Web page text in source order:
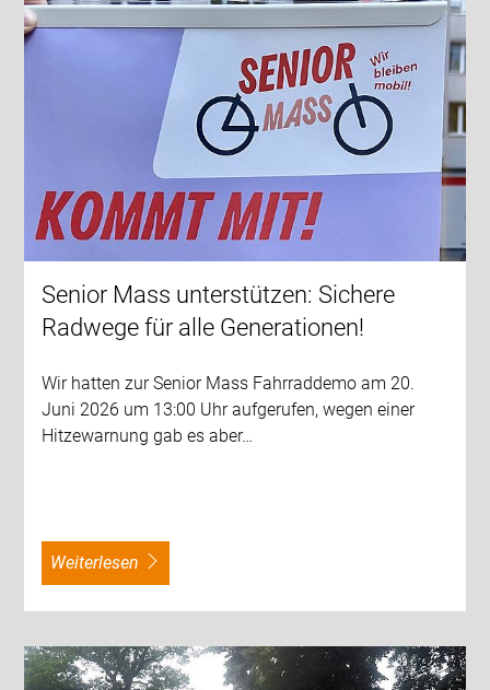
Senior Mass unterstützen: Sichere
Radwege für alle Generationen!
Wir hatten zur Senior Mass Fahrraddemo am 20.
Juni 2026 um 13:00 Uhr aufgerufen, wegen einer
Hitzewarnung gab es aber…
weiterlesen